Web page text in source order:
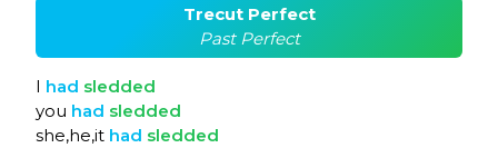
Trecut Perfect
Past Perfect
I had sledded
you had sledded
she,he,it had sledded